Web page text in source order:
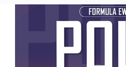
AVEC
VICTOIRE
MOTOS